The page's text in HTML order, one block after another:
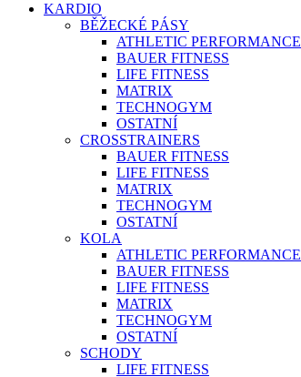
KARDIO
BĚŽECKÉ PÁSY
ATHLETIC PERFORMANCE
BAUER FITNESS
LIFE FITNESS
MATRIX
TECHNOGYM
OSTATNÍ
CROSSTRAINERS
BAUER FITNESS
LIFE FITNESS
MATRIX
TECHNOGYM
OSTATNÍ
KOLA
ATHLETIC PERFORMANCE
BAUER FITNESS
LIFE FITNESS
MATRIX
TECHNOGYM
OSTATNÍ
SCHODY
LIFE FITNESS